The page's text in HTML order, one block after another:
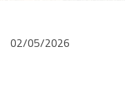
02/05/2026